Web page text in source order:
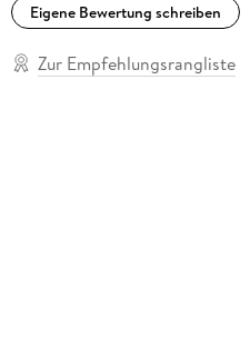
Eigene Bewertung schreiben
Zur Empfehlungsrangliste